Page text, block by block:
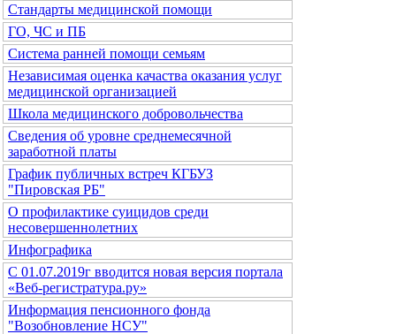
Стандарты медицинской помощи
ГО, ЧС и ПБ
Система ранней помощи семьям
Независимая оценка качаства оказания услуг
медицинской организацией
Школа медицинского добровольчества
Сведения об уровне среднемесячной
заработной платы
График публичных встреч КГБУЗ
"Пировская РБ"
О профилактике суицидов среди
несовершеннолетних
Инфографика
С 01.07.2019г вводится новая версия портала
«Веб-регистратура.ру»
Информация пенсионного фонда
"Возобновление НСУ"